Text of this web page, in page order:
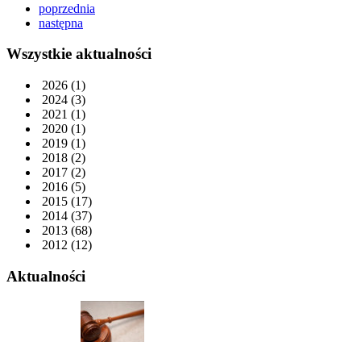
poprzednia
następna
Wszystkie aktualności
2026 (1)
2024 (3)
2021 (1)
2020 (1)
2019 (1)
2018 (2)
2017 (2)
2016 (5)
2015 (17)
2014 (37)
2013 (68)
2012 (12)
Aktualności